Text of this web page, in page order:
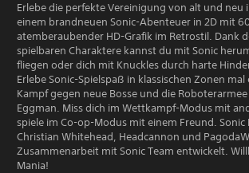
Erlebe die perfekte Vereinigung von alt und neu
einem brandneuen Sonic-Abenteuer in 2D mit
atemberaubender HD-Grafik im Retrostil. Dank
spielbaren Charaktere kannst du mit Sonic
fliegen oder dich mit Knuckles durch harte
Erlebe Sonic-Spielspaß in klassischen Zonen
Kampf gegen neue Bosse und die Roboterarmee
Eggman. Miss dich im Wettkampf-Modus mit
spiele im Co-op-Modus mit einem Freund. Sonic
Christian Whitehead, Headcannon und
Zusammenarbeit mit Sonic Team entwickelt.
Mania!